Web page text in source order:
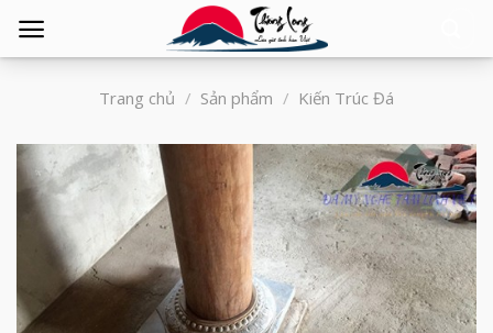
Trang chủ / Sản phẩm / Kiến Trúc Đá